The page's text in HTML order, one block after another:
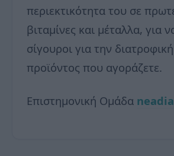
περιεκτικότητα του σε
βιταμίνες και μέταλλα, για
σίγουροι για την
προϊόντος που αγοράζετε.
Επιστημονική Ομάδα